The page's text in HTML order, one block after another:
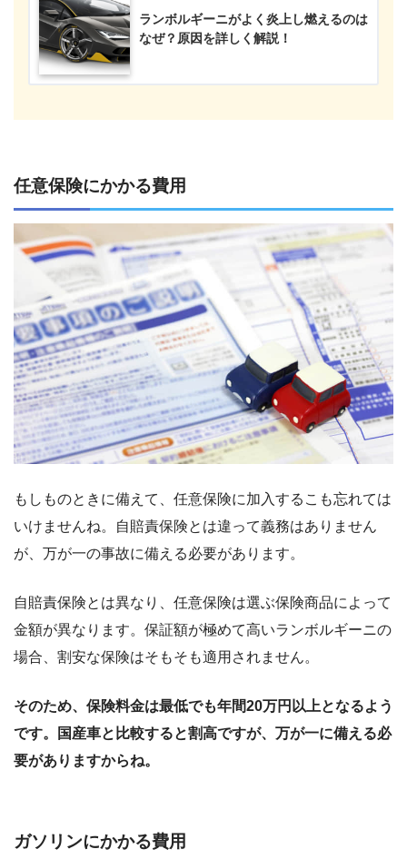
ランボルギーニがよく炎上し燃えるのは
なぜ？原因を詳しく解説！
任意保険にかかる費用
もしものときに備えて、任意保険に加入するこも忘れては
いけませんね。自賠責保険とは違って義務はありません
が、万が一の事故に備える必要があります。
自賠責保険とは異なり、任意保険は選ぶ保険商品によって
金額が異なります。保証額が極めて高いランボルギーニの
場合、割安な保険はそもそも適用されません。
そのため、保険料金は最低でも年間20万円以上となるよう
です。国産車と比較すると割高ですが、万が一に備える必
要がありますからね。
ガソリンにかかる費用